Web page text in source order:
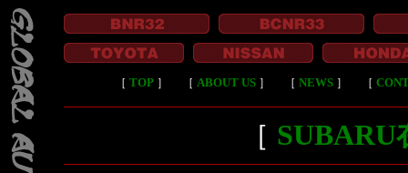
［ TOP］ ［ ABOUT US］ ［ NEWS］ ［
［ SUBARU